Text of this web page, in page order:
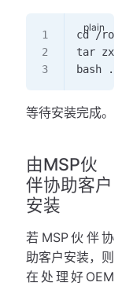
cd /root/
tar zxvf
bash ./
等待安装完成。
由MSP伙
伴协助客户
安装
若MSP伙伴协
助客户安装，则
在处理好OEM